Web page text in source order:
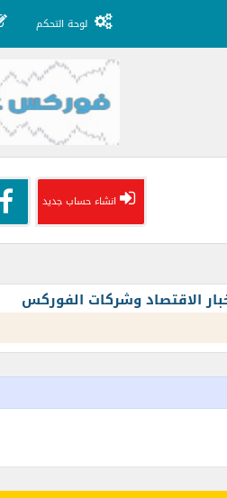
لوحة التحكم
انشاء حساب جديد
الاقتصاد وشركات الفوركس